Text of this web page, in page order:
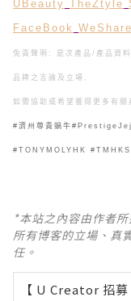
UBeauty TheZtyle
FaceBook WeShare
免責聲明: 是次產品/產品資
品牌之言論及立場,
如需協助或希望獲得更多有
#濟州尊貴蝸牛
#TONYMOLYHK
*本站之內容由作者
所有博客的立場、真
任。
【 U Creator 招募